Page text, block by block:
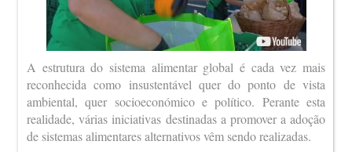
A estrutura do sistema alimentar global é cada vez mais
reconhecida como insustentável quer do ponto de vista
ambiental, quer socioeconómico e político. Perante esta
realidade, várias iniciativas destinadas a promover a adoção
de sistemas alimentares alternativos vêm sendo realizadas.